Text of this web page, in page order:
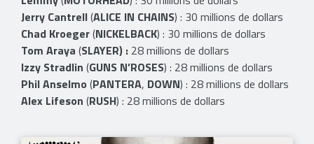
Jerry Cantrell(ALICE IN CHAINS) : 30 millions de dollars
Chad Kroeger(NICKELBACK) : 30 millions de dollars
Tom Araya (SLAYER) : 28 millions de dollars
Izzy Stradlin (GUNS N’ROSES) : 28 millions de dollars
Phil Anselmo (PANTERA, DOWN) : 28 millions de dollars
Alex Lifeson (RUSH) : 28 millions de dollars